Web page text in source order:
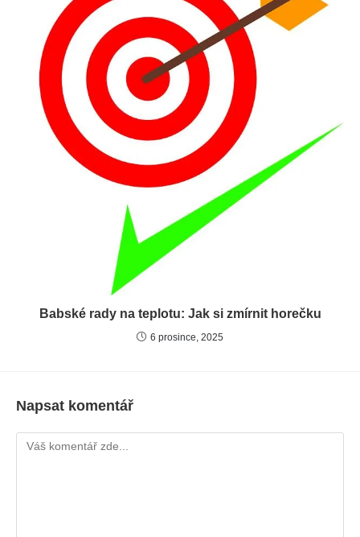
Babské rady na teplotu: Jak si zmírnit horečku
6 prosince, 2025
Napsat komentář